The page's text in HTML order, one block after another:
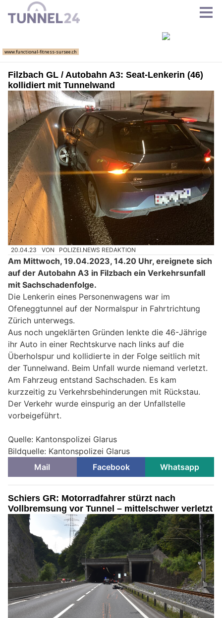
Filzbach GL / Autobahn A3: Seat-Lenkerin (46)
kollidiert mit Tunnelwand
20.04.23 VON POLIZEI.NEWS REDAKTION
Am Mittwoch, 19.04.2023, 14.20 Uhr, ereignete sich
auf der Autobahn A3 in Filzbach ein Verkehrsunfall
mit Sachschadenfolge.
Die Lenkerin eines Personenwagens war im
Ofeneggtunnel auf der Normalspur in Fahrtrichtung
Zürich unterwegs.
Aus noch ungeklärten Gründen lenkte die 46-Jährige
ihr Auto in einer Rechtskurve nach links auf die
Überholspur und kollidierte in der Folge seitlich mit
der Tunnelwand. Beim Unfall wurde niemand verletzt.
Am Fahrzeug entstand Sachschaden. Es kam
kurzzeitig zu Verkehrsbehinderungen mit Rückstau.
Der Verkehr wurde einspurig an der Unfallstelle
vorbeigeführt.
Quelle: Kantonspolizei Glarus
Bildquelle: Kantonspolizei Glarus
Mail
Facebook Whatsapp
Schiers GR: Motorradfahrer stürzt nach
Vollbremsung vor Tunnel – mittelschwer verletzt